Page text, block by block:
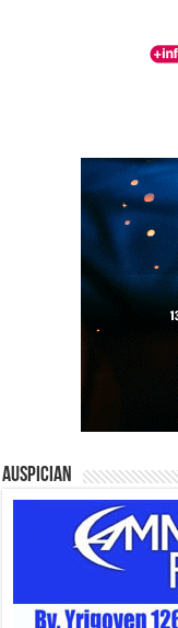
Auspician